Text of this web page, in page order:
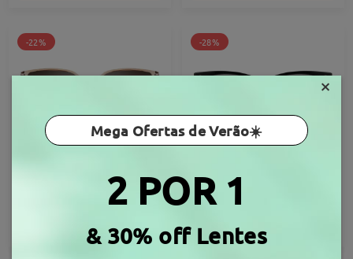
-22%
Provar
-28%
DT62240
28,99 €
×
Mega Ofertas de Verão☀️
2 POR 1
& 30% off Lentes